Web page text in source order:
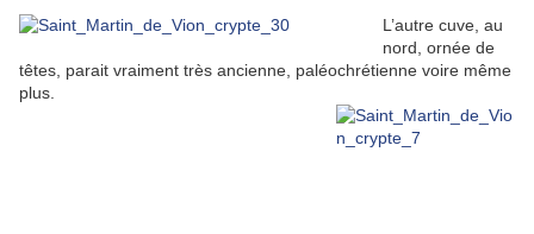
L’autre cuve, au
nord, ornée de
têtes, parait vraiment très ancienne, paléochrétienne voire même
plus.